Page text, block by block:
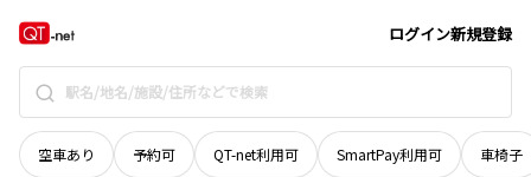
ログイン新規登録
空車あり 予約可 QT-net利用可 SmartPay利用可 車椅子
山口県